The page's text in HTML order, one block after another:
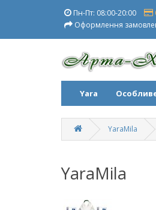
Пн-Пт: 08:00-20:00
Оформлення
Yara
YaraMila
YaraMila